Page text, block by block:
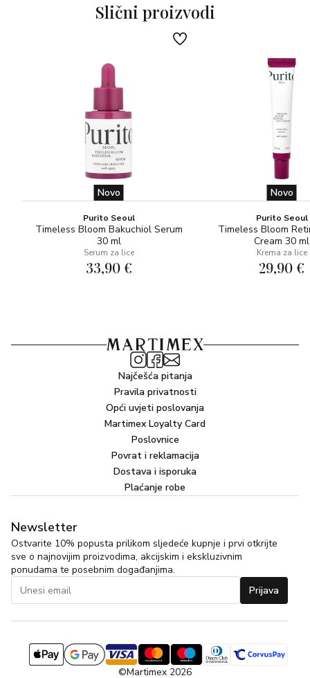
Slični proizvodi
Novo
Purito Seoul
Timeless Bloom Bakuchiol Serum
30 ml
Serum za lice
33,90 €
Novo
Purito Seoul
Timeless Bloom
Cream 30 ml
Krema za lice
29,90 €
Najčešća pitanja
Pravila privatnosti
Opći uvjeti poslovanja
Martimex Loyalty Card
Poslovnice
Povrat i reklamacija
Dostava i isporuka
Plaćanje robe
Newsletter
Ostvarite 10% popusta prilikom sljedeće kupnje i prvi otkrijte
sve o najnovijim proizvodima, akcijskim i ekskluzivnim
ponudama te posebnim događanjima.
Prijava
©Martimex 2026